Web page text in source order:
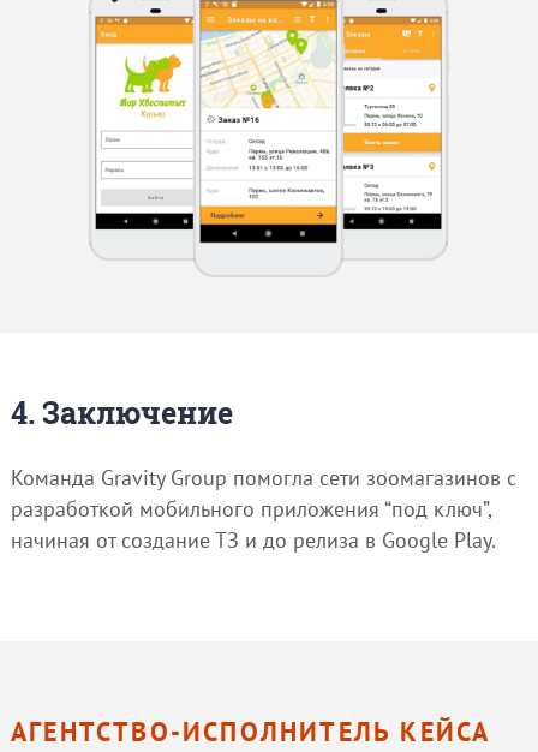
4. Заключение
Команда Gravity Group помогла сети зоомагазинов с
разработкой мобильного приложения “под ключ”,
начиная от создание ТЗ и до релиза в Google Play.
АГЕНТСТВО-ИСПОЛНИТЕЛЬ КЕЙСА